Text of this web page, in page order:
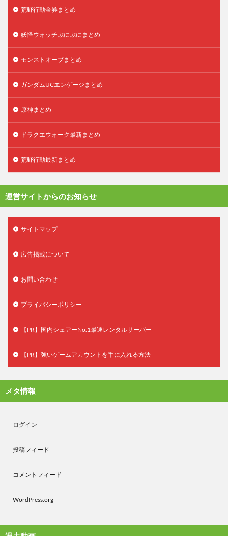
荒野行動金券まとめ
妖怪ウォッチぷにぷにまとめ
モンストオーブまとめ
ガンダムUCエンゲージまとめ
原神まとめ
ドラクエウォーク最新まとめ
荒野行動最新まとめ
運営サイトからのお知らせ
サイトマップ
広告掲載について
お問い合わせ
プライバシーポリシー
【PR】国内シェアーNo.1最速レンタルサーバー
【PR】強いゲームアカウントを手に入れる方法
メタ情報
ログイン
投稿フィード
コメントフィード
WordPress.org